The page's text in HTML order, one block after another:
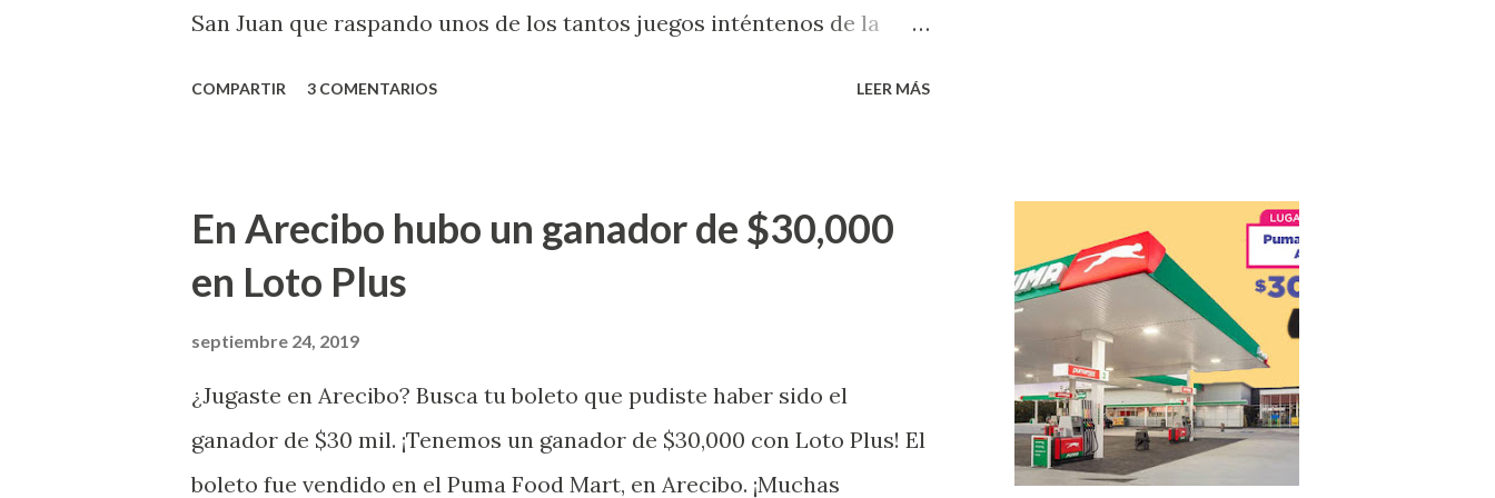
San Juan que raspando unos de los tantos juegos inténtenos de la
la farmacia Yarimar de la Urbanización Las Lomas en el Municipio de
San Juan ¡Enhorabuena que lo disfrute! ...
COMPARTIR 3 COMENTARIOS LEER MÁS
En Arecibo hubo un ganador de $30,000
en Loto Plus
septiembre 24, 2019
¿Jugaste en Arecibo? Busca tu boleto que pudiste haber sido el
ganador de $30 mil. ¡Tenemos un ganador de $30,000 con Loto Plus! El
boleto fue vendido en el Puma Food Mart, en Arecibo. ¡Muchas